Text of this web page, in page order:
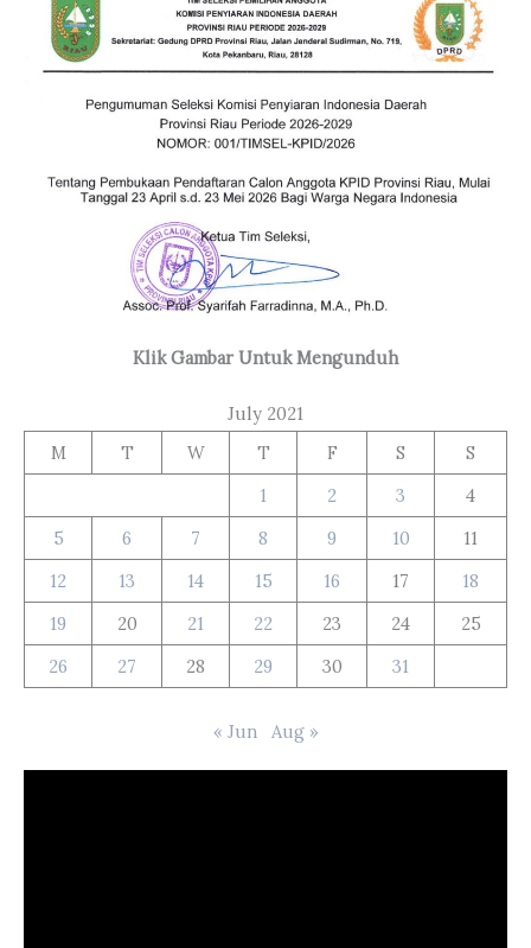
Klik Gambar Untuk Mengunduh
July 2021
M
T W T F S
S
1
2 3
4
5
6 7 8 9 10
11
12
13 14 15 16 17
18
19
20 21 22 23 24
25
26
27 28 29 30 31
« Jun Aug »